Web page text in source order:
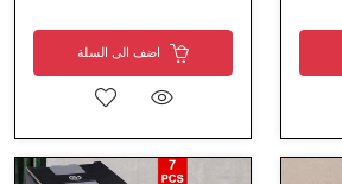
اضف الى السلة